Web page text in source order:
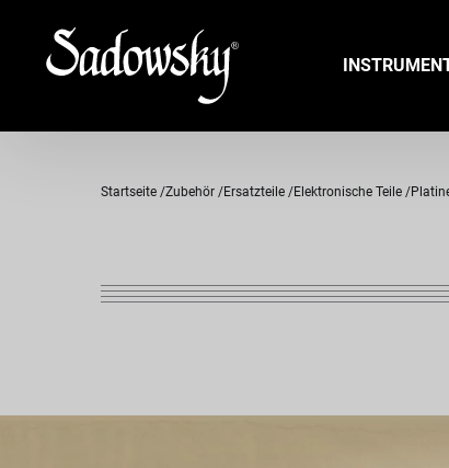
Startseite Zubehör Ersatzteile Elektronische Teile